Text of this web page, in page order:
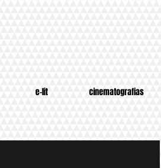
e-lit cinematografias